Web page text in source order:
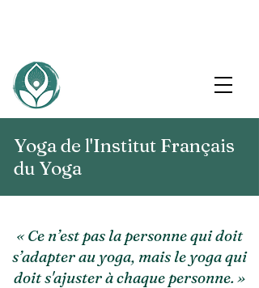
Yoga de l'Institut Français
du Yoga
« Ce n’est pas la personne qui doit
s’adapter au yoga, mais le yoga qui
doit s'ajuster à chaque personne. »